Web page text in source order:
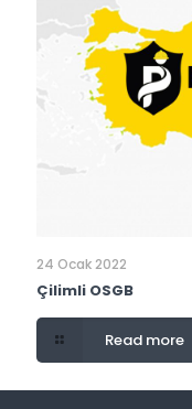
24 Ocak 2022
Çilimli OSGB
Read more